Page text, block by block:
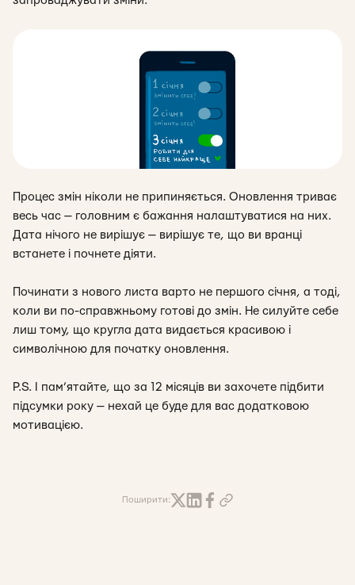
Процес змін ніколи не припиняється. Оновлення триває
весь час — головним є бажання налаштуватися на них.
Дата нічого не вирішує — вирішує те, що ви вранці
встанете і почнете діяти.
Починати з нового листа варто не першого січня, а тоді,
коли ви по-справжньому готові до змін. Не силуйте себе
лиш тому, що кругла дата видається красивою і
символічною для початку оновлення.
P.S. І пам’ятайте, що за 12 місяців ви захочете підбити
підсумки року — нехай це буде для вас додатковою
мотивацією.
Поширити: